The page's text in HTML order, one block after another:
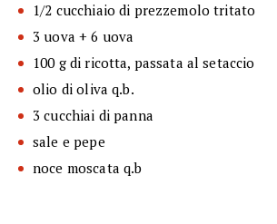
1/2 cucchiaio di prezzemolo tritato
3 uova + 6 uova
100 g di ricotta, passata al setaccio
olio di oliva q.b.
3 cucchiai di panna
sale e pepe
noce moscata q.b